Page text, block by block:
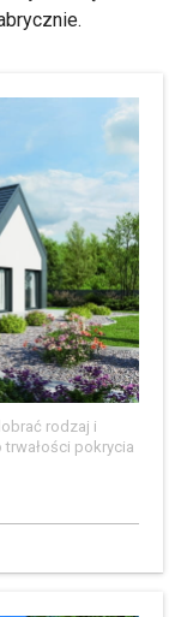
rodzaj i
pokrycia